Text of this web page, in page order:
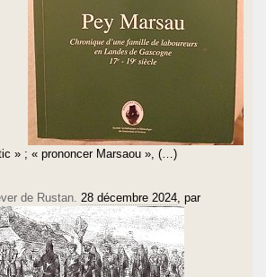
» ; « prononcer Marsaou », (…)
de Rustan. 28 décembre 2024 , par